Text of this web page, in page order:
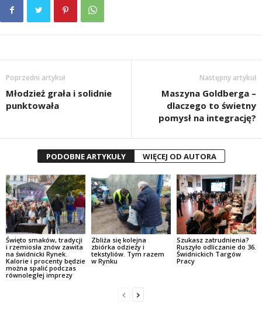
Poprzedni artykuł
Młodzież grała i solidnie
punktowała
Następny artykuł
Maszyna Goldberga –
dlaczego to świetny
pomysł na integrację?
PODOBNE ARTYKUŁY WIĘCEJ OD AUTORA
Święto smaków, tradycji
i rzemiosła znów zawita
na świdnicki Rynek.
Kalorie i procenty będzie
można spalić podczas
równoległej imprezy
Zbliża się kolejna
zbiórka odzieży i
tekstyliów. Tym razem
w Rynku
Szukasz zatrudnienia?
Ruszyło odliczanie do 36.
Świdnickich Targów
Pracy